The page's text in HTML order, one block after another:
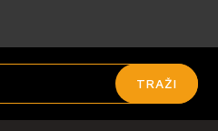
TRAŽI